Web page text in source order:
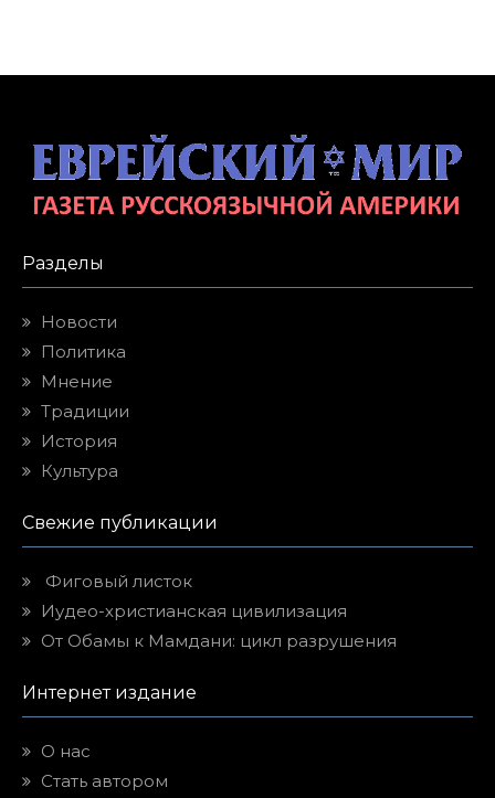
Разделы
Новости
Политика
Мнение
Традиции
История
Культура
Свежие публикации
Фиговый листок
Иудео-христианская цивилизация
От Обамы к Мамдани: цикл разрушения
Интернет издание
О нас
Стать автором